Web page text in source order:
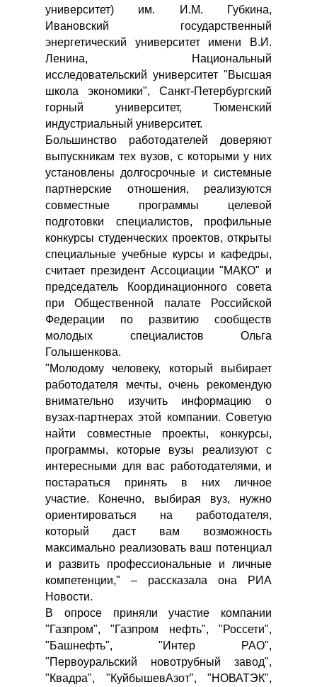
университет) им. И.М. Губкина,
Ивановский государственный
энергетический университет имени В.И.
Ленина, Национальный
исследовательский университет "Высшая
школа экономики", Санкт-Петербургский
горный университет, Тюменский
индустриальный университет.
Большинство работодателей доверяют
выпускникам тех вузов, с которыми у них
установлены долгосрочные и системные
партнерские отношения, реализуются
совместные программы целевой
подготовки специалистов, профильные
конкурсы студенческих проектов, открыты
специальные учебные курсы и кафедры,
считает президент Ассоциации "МАКО" и
председатель Координационного совета
при Общественной палате Российской
Федерации по развитию сообществ
молодых специалистов Ольга
Голышенкова.
"Молодому человеку, который выбирает
работодателя мечты, очень рекомендую
внимательно изучить информацию о
вузах-партнерах этой компании. Советую
найти совместные проекты, конкурсы,
программы, которые вузы реализуют с
интересными для вас работодателями, и
постараться принять в них личное
участие. Конечно, выбирая вуз, нужно
ориентироваться на работодателя,
который даст вам возможность
максимально реализовать ваш потенциал
и развить профессиональные и личные
компетенции," – рассказала она РИА
Новости.
В опросе приняли участие компании
"Газпром", "Газпром нефть", "Россети",
"Башнефть", "Интер РАО",
"Первоуральский новотрубный завод",
"Квадра", "КуйбышевАзот", "НОВАТЭК",